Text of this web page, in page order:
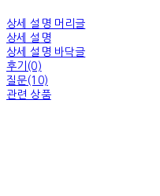
상세 설명 머리글
상세 설명
상세 설명 바닥글
후기(0)
질문(10)
관련 상품